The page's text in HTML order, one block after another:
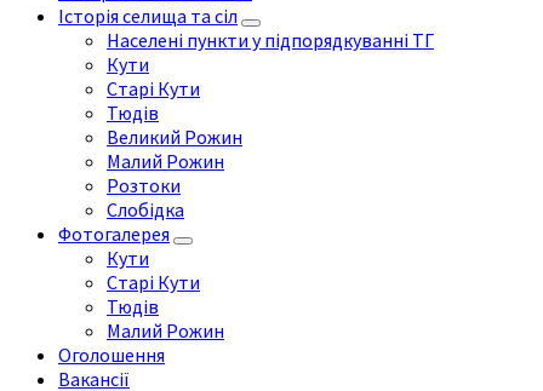
Історія селища та сіл
Населені пункти у підпорядкуванні ТГ
Кути
Старі Кути
Тюдів
Великий Рожин
Малий Рожин
Розтоки
Слобідка
Фотогалерея
Кути
Старі Кути
Тюдів
Малий Рожин
Оголошення
Вакансії